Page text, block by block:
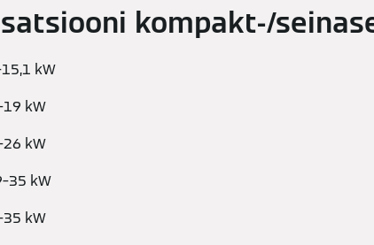
kompakt-/
kW
kW
kW
kW
kW